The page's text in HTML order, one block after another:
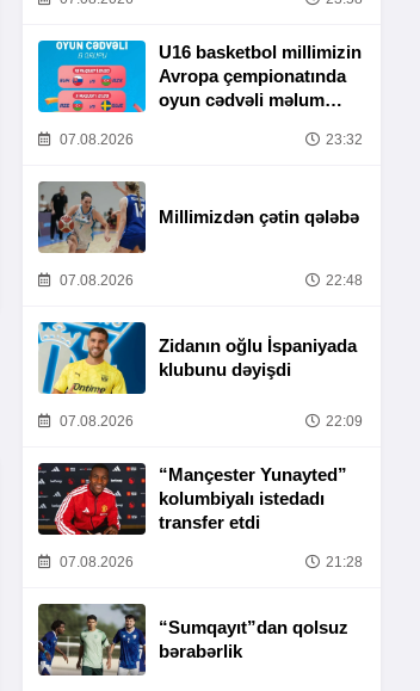
U16 basketbol millimizin
Avropa çempionatında
oyun cədvəli məlum
07.08.2026 23:32
Millimizdən çətin qələbə
07.08.2026 22:48
Zidanın oğlu İspaniyada
klubunu dəyişdi
07.08.2026 22:09
“Mançester Yunayted”
kolumbiyalı istedadı
transfer etdi
07.08.2026 21:28
“Sumqayıt”dan qolsuz
bərabərlik